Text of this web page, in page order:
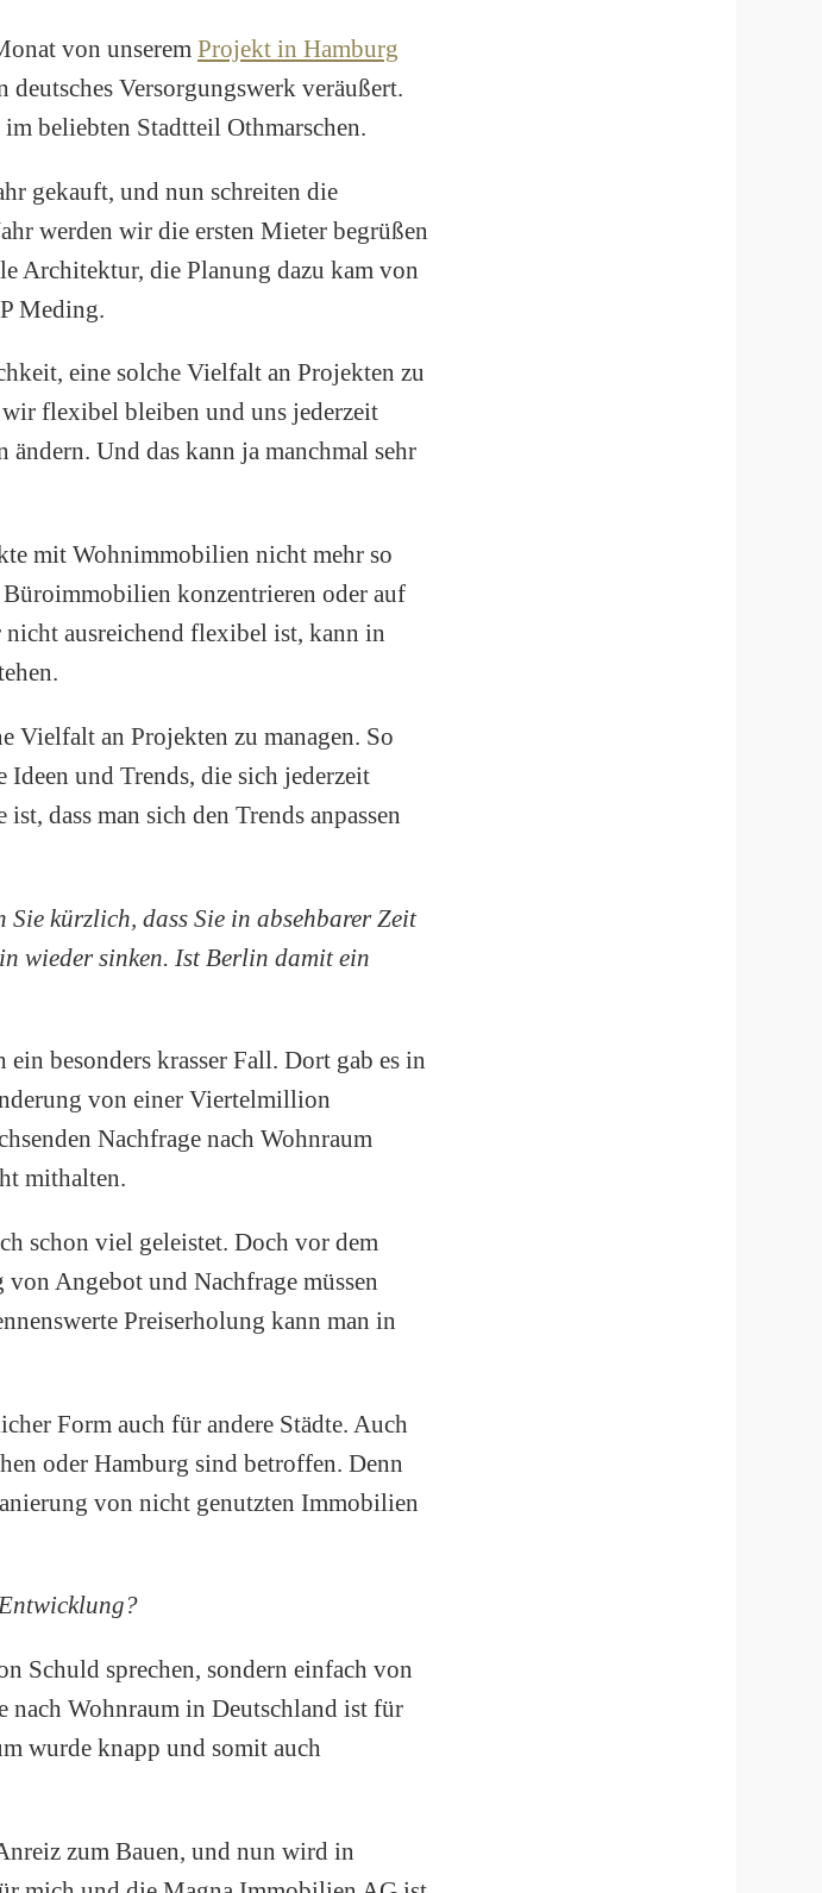
von unserem Projekt in Hamburg
deutsches Versorgungswerk veräußert.
beliebten Stadtteil Othmarschen.
gekauft, und nun schreiten die
werden wir die ersten Mieter begrüßen
Architektur, die Planung dazu kam von
Meding.
eine solche Vielfalt an Projekten zu
flexibel bleiben und uns jederzeit
Und das kann ja manchmal sehr
mit Wohnimmobilien nicht mehr so
konzentrieren oder auf
ausreichend flexibel ist, kann in
Vielfalt an Projekten zu managen. So
und Trends, die sich jederzeit
dass man sich den Trends anpassen
Sie kürzlich, dass Sie in absehbarer Zeit
wieder sinken. Ist Berlin damit ein
besonders krasser Fall. Dort gab es in
von einer Viertelmillion
Nachfrage nach Wohnraum
mithalten.
schon viel geleistet. Doch vor dem
Angebot und Nachfrage müssen
Preiserholung kann man in
Form auch für andere Städte. Auch
oder Hamburg sind betroffen. Denn
von nicht genutzten Immobilien
Schuld sprechen, sondern einfach von
nach Wohnraum in Deutschland ist für
wurde knapp und somit auch
zum Bauen, und nun wird in